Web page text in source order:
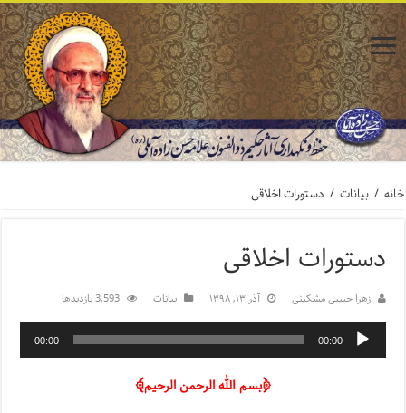
خانه / بیانات / دستورات اخلاقی
دستورات اخلاقی
زهرا حبیبی مشکینی آذر ۱۳, ۱۳۹۸ بیانات 3,593 بازدیدها
00:00
00:00
﴿بسم الله الرحمن الرحیم﴾